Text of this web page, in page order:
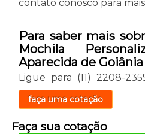
contato conosco para
Para saber mais
Mochila
Aparecida de Goiânia
Ligue para (11) 2208-
faça uma cotação
Faça sua cotação